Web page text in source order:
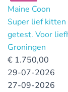
Maine Coon
Super lief kitten
getest. Voor
Groningen
€ 1.750,00
29-07-2026
27-09-2026